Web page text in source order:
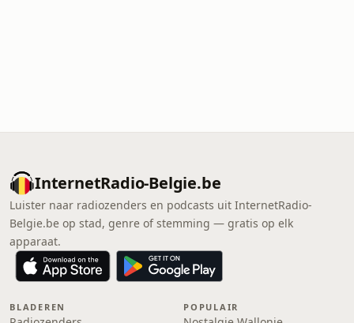
InternetRadio-Belgie.be
Luister naar radiozenders en podcasts uit InternetRadio-
Belgie.be op stad, genre of stemming — gratis op elk
apparaat.
BLADEREN POPULAIR